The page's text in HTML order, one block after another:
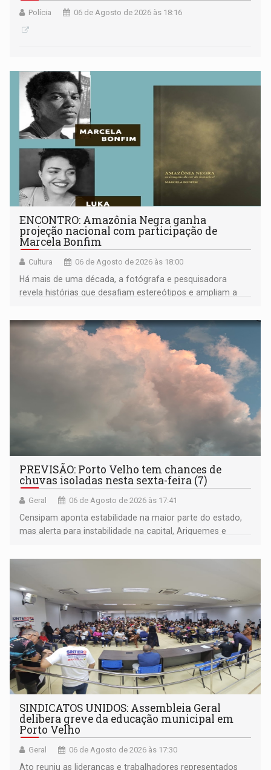
Polícia 06 de Agosto de 2026 às 18:16
ENCONTRO: Amazônia Negra ganha
projeção nacional com participação de
Marcela Bonfim
Cultura 06 de Agosto de 2026 às 18:00
Há mais de uma década, a fotógrafa e pesquisadora
revela histórias que desafiam estereótipos e ampliam a
negras
PREVISÃO: Porto Velho tem chances de
chuvas isoladas nesta sexta-feira (7)
Geral 06 de Agosto de 2026 às 17:41
Censipam aponta estabilidade na maior parte do estado,
mas alerta para instabilidade na capital, Ariquemes e
SINDICATOS UNIDOS: Assembleia Geral
delibera greve da educação municipal em
Porto Velho
Geral 06 de Agosto de 2026 às 17:30
Ato reuniu as lideranças e trabalhadores representados